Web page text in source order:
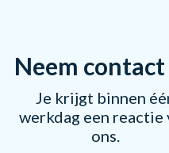
Neem contact
Je krijgt binnen
werkdag een reactie
ons.